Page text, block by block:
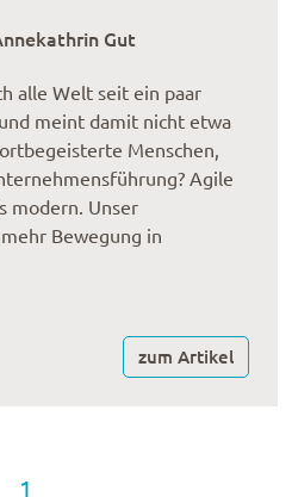
Gut
alle Welt seit ein paar
meint damit nicht etwa
Menschen,
Agile
modern. Unser
Bewegung in
zum Artikel
1